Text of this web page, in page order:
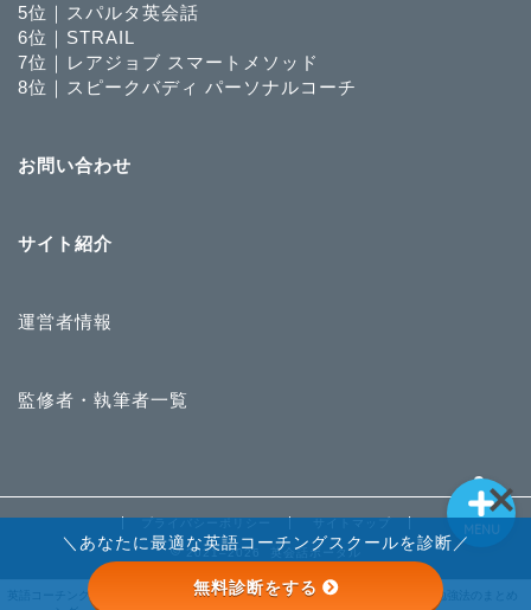
5位｜スパルタ英会話
6位｜STRAIL
7位｜レアジョブ スマートメソッド
8位｜スピークバディ パーソナルコーチ
お問い合わせ
サイト紹介
運営者情報
監修者・執筆者一覧
2021–2026 英会話ポータル
英語コーチングランキ
ライザップイングリッ
STRAIL 英語勉強法のまとめ
MENU
＼あなたに最適な英語コーチングスクールを診断／
無料診断をする